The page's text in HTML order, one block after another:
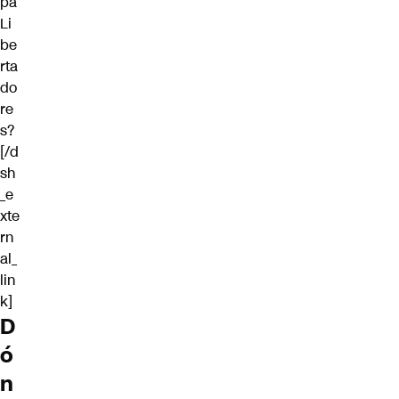
Li
be
rta
do
re
s?
[/d
sh
_e
xte
rn
al_
lin
k]
D
ó
n